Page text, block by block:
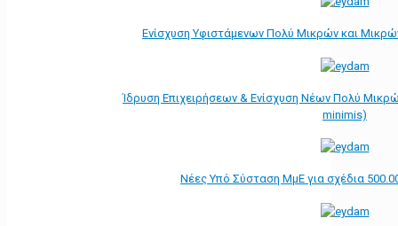
Ενίσχυση Υφιστάμενων Πολύ Μικρών και
Ίδρυση Επιχειρήσεων & Ενίσχυση Νέων Πολύ
minimis)
Νέες Υπό Σύσταση ΜμΕ για σχέδια